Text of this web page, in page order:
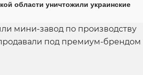
области уничтожили украинские